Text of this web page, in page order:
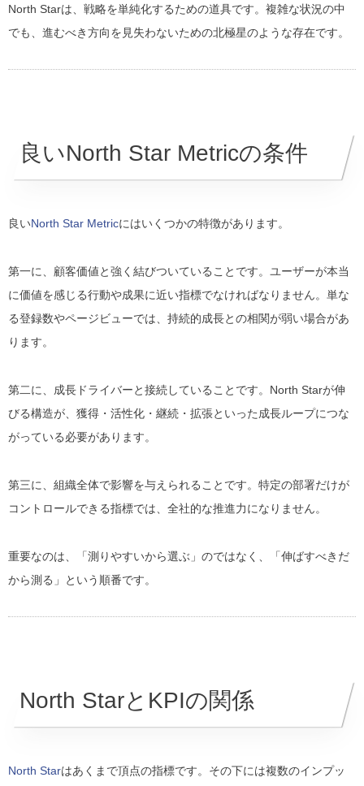
North Starは、戦略を単純化するための道具です。複雑な状況の中
でも、進むべき方向を見失わないための北極星のような存在です。
良いNorth Star Metricの条件
良いNorth Star Metricにはいくつかの特徴があります。
第一に、顧客価値と強く結びついていることです。ユーザーが本当
に価値を感じる行動や成果に近い指標でなければなりません。単な
る登録数やページビューでは、持続的成長との相関が弱い場合があ
ります。
第二に、成長ドライバーと接続していることです。North Starが伸
びる構造が、獲得・活性化・継続・拡張といった成長ループにつな
がっている必要があります。
第三に、組織全体で影響を与えられることです。特定の部署だけが
コントロールできる指標では、全社的な推進力になりません。
重要なのは、「測りやすいから選ぶ」のではなく、「伸ばすべきだ
から測る」という順番です。
North StarとKPIの関係
North Starはあくまで頂点の指標です。その下には複数のインプッ